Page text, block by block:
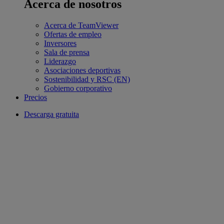
Acerca de nosotros
Acerca de TeamViewer
Ofertas de empleo
Inversores
Sala de prensa
Liderazgo
Asociaciones deportivas
Sostenibilidad y RSC (EN)
Gobierno corporativo
Precios
Descarga gratuita